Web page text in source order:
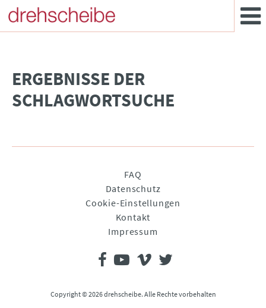
­ERGEBNISSE DER
SCHLAGWORTSUCHE
FAQ
Datenschutz
Cookie-Einstellungen
Kontakt
Impressum
Copyright © 2026 drehscheibe. Alle Rechte vorbehalten